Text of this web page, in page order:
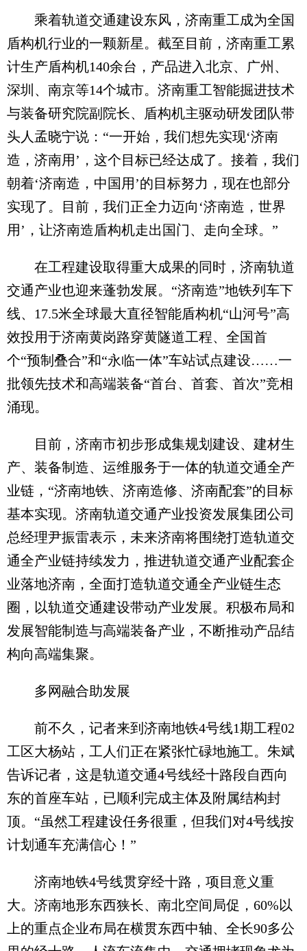
乘着轨道交通建设东风，济南重工成为全国
盾构机行业的一颗新星。截至目前，济南重工累
计生产盾构机140余台，产品进入北京、广州、
深圳、南京等14个城市。济南重工智能掘进技术
与装备研究院副院长、盾构机主驱动研发团队带
头人孟晓宁说：“一开始，我们想先实现‘济南
造，济南用’，这个目标已经达成了。接着，我们
朝着‘济南造，中国用’的目标努力，现在也部分
实现了。目前，我们正全力迈向‘济南造，世界
用’，让济南造盾构机走出国门、走向全球。”
在工程建设取得重大成果的同时，济南轨道
交通产业也迎来蓬勃发展。“济南造”地铁列车下
线、17.5米全球最大直径智能盾构机“山河号”高
效投用于济南黄岗路穿黄隧道工程、全国首
个“预制叠合”和“永临一体”车站试点建设……一
批领先技术和高端装备“首台、首套、首次”竞相
涌现。
目前，济南市初步形成集规划建设、建材生
产、装备制造、运维服务于一体的轨道交通全产
业链，“济南地铁、济南造修、济南配套”的目标
基本实现。济南轨道交通产业投资发展集团公司
总经理尹振雷表示，未来济南将围绕打造轨道交
通全产业链持续发力，推进轨道交通产业配套企
业落地济南，全面打造轨道交通全产业链生态
圈，以轨道交通建设带动产业发展。积极布局和
发展智能制造与高端装备产业，不断推动产品结
构向高端集聚。
多网融合助发展
前不久，记者来到济南地铁4号线1期工程02
工区大杨站，工人们正在紧张忙碌地施工。朱斌
告诉记者，这是轨道交通4号线经十路段自西向
东的首座车站，已顺利完成主体及附属结构封
顶。“虽然工程建设任务很重，但我们对4号线按
计划通车充满信心！”
济南地铁4号线贯穿经十路，项目意义重
大。济南地形东西狭长、南北空间局促，60%以
上的重点企业布局在横贯东西中轴、全长90多公